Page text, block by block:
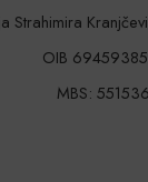
Strahimira
OIB
MBS: